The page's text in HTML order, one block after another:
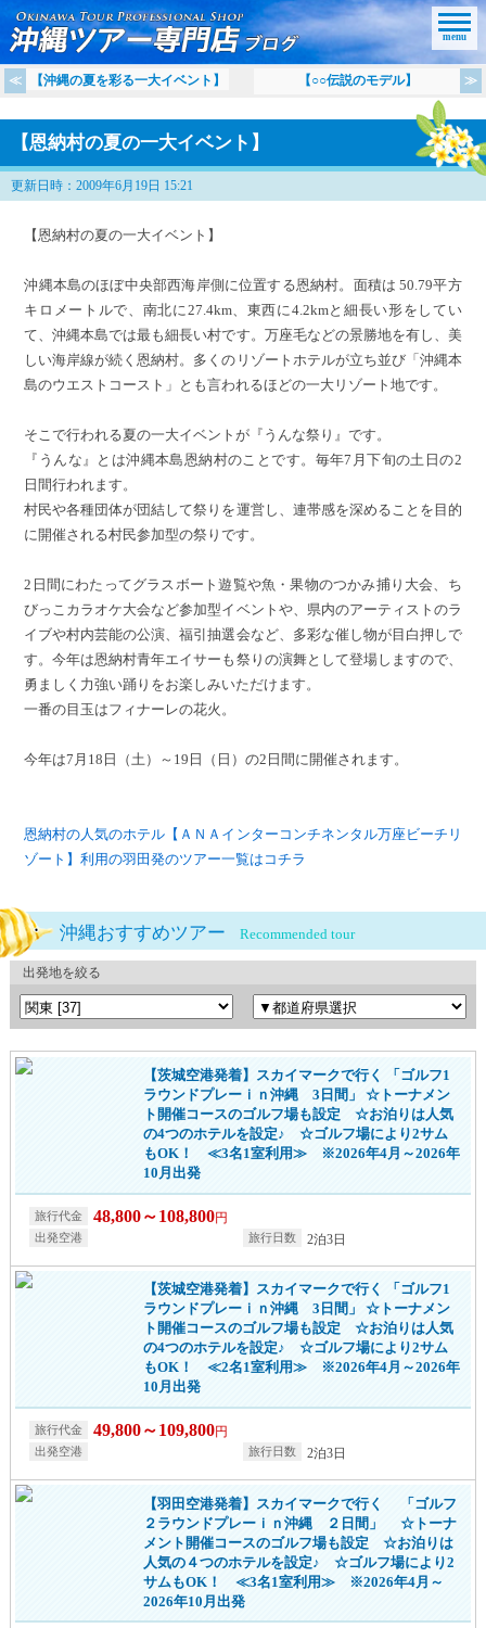
menu
【沖縄の夏を彩る一大イベント】 【○○伝説のモデル】
【恩納村の夏の一大イベント】
更新日時：2009年6月19日 15:21
【恩納村の夏の一大イベント】
沖縄本島のほぼ中央部西海岸側に位置する恩納村。面積は 50.79平方
キロメートルで、南北に27.4km、東西に4.2kmと細長い形をしてい
て、沖縄本島では最も細長い村です。万座毛などの景勝地を有し、美
しい海岸線が続く恩納村。多くのリゾートホテルが立ち並び「沖縄本
島のウエストコースト」とも言われるほどの一大リゾート地です。
そこで行われる夏の一大イベントが『うんな祭り』です。
『うんな』とは沖縄本島恩納村のことです。毎年7月下旬の土日の2
日間行われます。
村民や各種団体が団結して祭りを運営し、連帯感を深めることを目的
に開催される村民参加型の祭りです。
2日間にわたってグラスボート遊覧や魚・果物のつかみ捕り大会、ち
びっこカラオケ大会など参加型イベントや、県内のアーティストのラ
イブや村内芸能の公演、福引抽選会など、多彩な催し物が目白押しで
す。今年は恩納村青年エイサーも祭りの演舞として登場しますので、
勇ましく力強い踊りをお楽しみいただけます。
一番の目玉はフィナーレの花火。
今年は7月18日（土）～19日（日）の2日間に開催されます。
恩納村の人気のホテル【ＡＮＡインターコンチネンタル万座ビーチリ
ゾート】利用の羽田発のツアー一覧はコチラ
沖縄おすすめツアー Recommended tour
出発地を絞る
【茨城空港発着】スカイマークで行く 「ゴルフ1
ラウンドプレーｉｎ沖縄 3日間」 ☆トーナメン
ト開催コースのゴルフ場も設定 ☆お泊りは人気
の4つのホテルを設定♪ ☆ゴルフ場により2サム
もOK！ ≪3名1室利用≫ ※2026年4月～2026年
10月出発
48,800～108,800円
2泊3日
【茨城空港発着】スカイマークで行く 「ゴルフ1
ラウンドプレーｉｎ沖縄 3日間」 ☆トーナメン
ト開催コースのゴルフ場も設定 ☆お泊りは人気
の4つのホテルを設定♪ ☆ゴルフ場により2サム
もOK！ ≪2名1室利用≫ ※2026年4月～2026年
10月出発
49,800～109,800円
2泊3日
【羽田空港発着】スカイマークで行く 「ゴルフ
２ラウンドプレーｉｎ沖縄 ２日間」 ☆トーナ
メント開催コースのゴルフ場も設定 ☆お泊りは
人気の４つのホテルを設定♪ ☆ゴルフ場により2
サムもOK！ ≪3名1室利用≫ ※2026年4月～
2026年10月出発